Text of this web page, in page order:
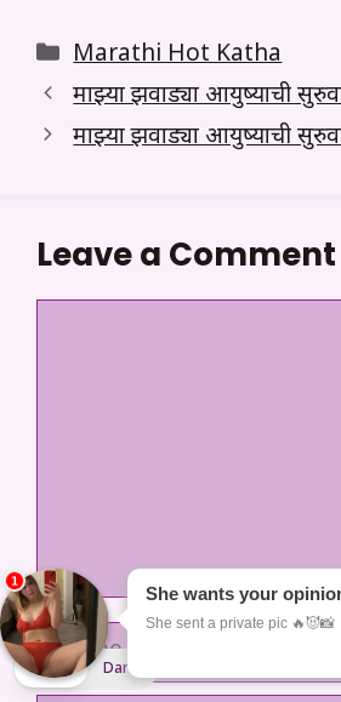
Categories
Marathi Hot Katha
माझ्या झवाड्या आयुष्याची
माझ्या झवाड्या आयुष्याची
Leave a Comment
Name
Light Dark